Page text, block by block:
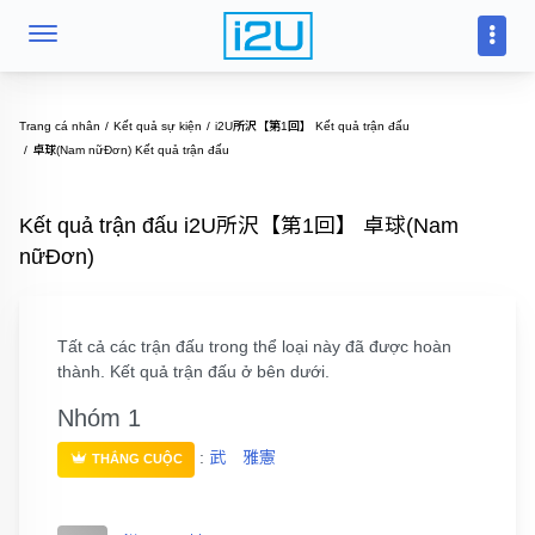
Trang cá nhân Kết quả sự kiện
i2U所沢【第1回】 Kết quả trận đấu
卓球(Nam nữĐơn) Kết quả trận đấu
Kết quả trận đấu i2U所沢【第1回】 卓球(Nam
nữĐơn)
Tất cả các trận đấu trong thể loại này đã được hoàn
thành. Kết quả trận đấu ở bên dưới.
Nhóm 1
THẮNG CUỘC : 武 雅憲